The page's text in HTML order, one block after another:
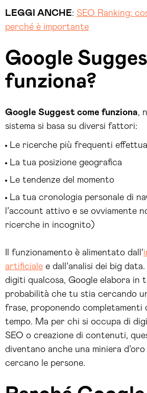
LEGGI ANCHE: SEO Ranking:
perché è importante
Google
funziona?
Google Suggest come funziona,
sistema si basa su diversi fattori:
Le ricerche più frequenti
La tua posizione geografica
Le tendenze del momento
La tua cronologia personale di
l’account attivo e se ovviamente
ricerche in incognito)
Il funzionamento è alimentato dall’
artificiale e dall’analisi dei big
digiti qualcosa, Google elabora in
probabilità che tu stia cercando
frase, proponendo completamenti
tempo. Ma per chi si occupa di
SEO o creazione di contenuti,
diventano anche una miniera
cercano le persone.